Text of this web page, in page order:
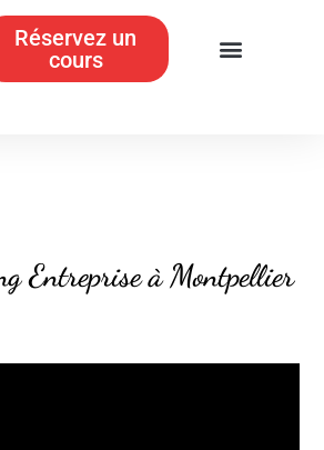
Réservez un
cours
Entreprise à Montpellier